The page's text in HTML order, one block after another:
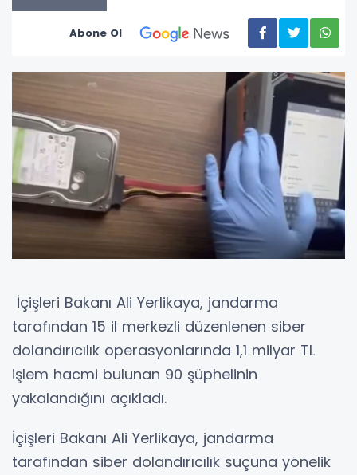
Abone Ol
İçişleri Bakanı Ali Yerlikaya, jandarma
tarafından 15 il merkezli düzenlenen siber
dolandırıcılık operasyonlarında 1,1 milyar TL
işlem hacmi bulunan 90 şüphelinin
yakalandığını açıkladı.
İçişleri Bakanı Ali Yerlikaya, jandarma
tarafından siber dolandırıcılık suçuna yönelik